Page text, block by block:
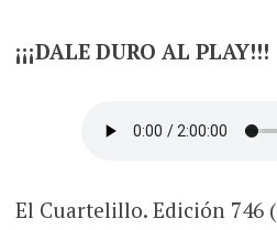
¡¡¡DALE DURO AL PLAY!!!
El Cuartelillo. Edición 746